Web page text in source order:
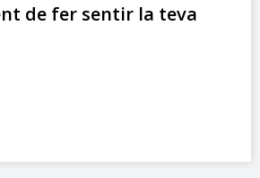
de fer sentir la teva